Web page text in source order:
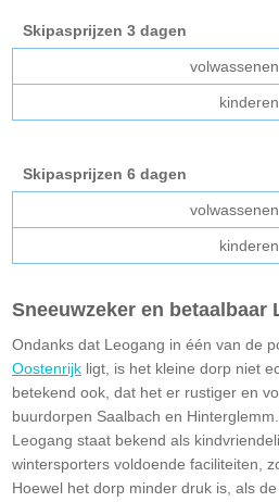
Skipasprijzen 3 dagen
volwassenen
kinderen
Skipasprijzen 6 dagen
volwassenen
kinderen
Sneeuwzeker en betaalbaar
Ondanks dat Leogang in één van de
Oostenrijk ligt, is het kleine dorp niet
betekend ook, dat het er rustiger en
buurdorpen Saalbach en
Leogang staat bekend als
wintersporters voldoende faciliteiten,
Hoewel het dorp minder druk is, als